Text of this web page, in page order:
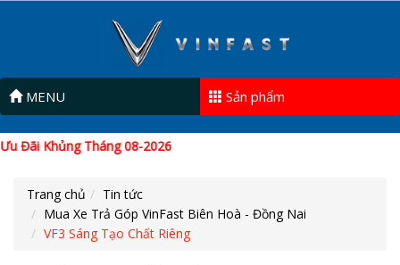
MENU Sản phẩm
Đãi Khủng Tháng 08-2026
Trang chủ
Tin tức
Mua Xe Trả Góp VinFast Biên Hoà - Đồng Nai
VF3 Sáng Tạo Chất Riêng